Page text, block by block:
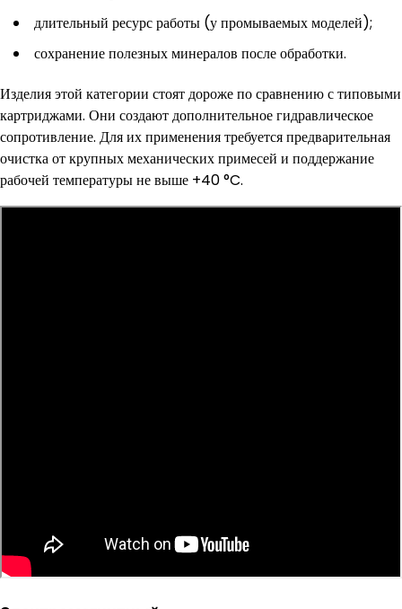
длительный ресурс работы (у промываемых моделей);
сохранение полезных минералов после обработки.
Изделия этой категории стоят дороже по сравнению с типовыми
картриджами. Они создают дополнительное гидравлическое
сопротивление. Для их применения требуется предварительная
очистка от крупных механических примесей и поддержание
рабочей температуры не выше +40 °C.